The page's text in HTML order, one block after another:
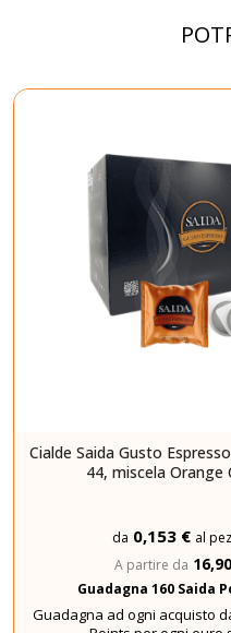
Cialde Saida Gusto
44, miscela Orange
da 0,153 € al
A partire da
Guadagna 160 Saida
Guadagna ad ogni acquisto